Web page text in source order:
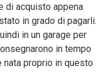
di acquisto appena
in grado di pagarli.
in un garage per
in tempo
nata proprio in questo